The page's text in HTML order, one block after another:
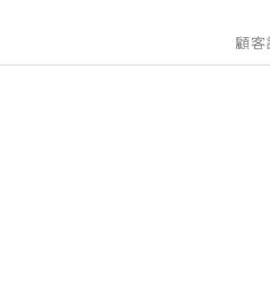
顧客